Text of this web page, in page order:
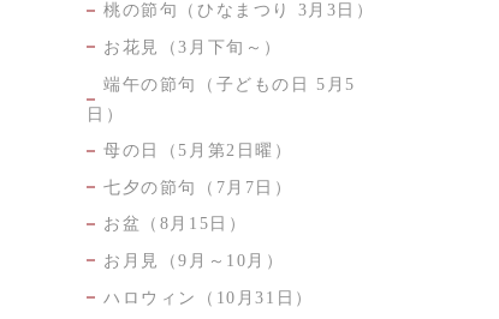
桃の節句（ひなまつり 3月3日）
お花見（3月下旬～）
端午の節句（子どもの日 5月5
日）
母の日（5月第2日曜）
七夕の節句（7月7日）
お盆（8月15日）
お月見（9月～10月）
ハロウィン（10月31日）